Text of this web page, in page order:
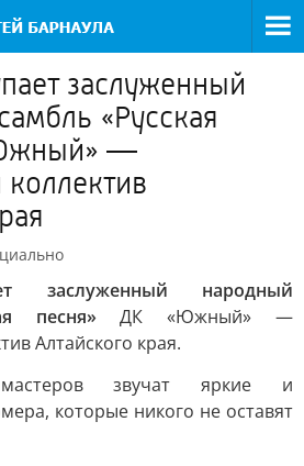
заслуженный
«Русская
—
заслуженный народный
песня»ДК «Южный» —
Алтайского края.
звучат яркие и
которые никого не оставят